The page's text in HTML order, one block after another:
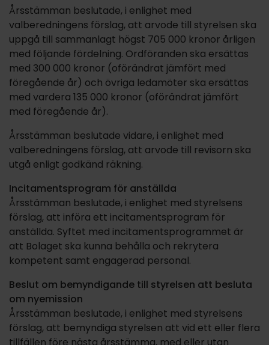
Årsstämman beslutade, i enlighet med
valberedningens förslag, att arvode till styrelsen ska
uppgå till sammanlagt högst 705 000 kronor årligen
med följande fördelning. Ordföranden ska ersättas
med 300 000 kronor (oförändrat jämfört med
föregående år) och övriga ledamöter ska ersättas
med vardera 135 000 kronor (oförändrat jämfört
med föregående år).
Årsstämman beslutade vidare, i enlighet med
valberedningens förslag, att arvode till revisorn ska
utgå enligt godkänd räkning.
Incitamentsprogram för anställda
Årsstämman beslutade, i enlighet med styrelsens
förslag, att införa ett incitamentsprogram för
anställda. Syftet med incitamentsprogrammet är
att Bolaget ska kunna behålla och rekrytera
kompetent samt engagerad personal.
Beslut om bemyndigande till styrelsen att besluta
om nyemission
Årsstämman beslutade, i enlighet med styrelsens
förslag, att bemyndiga styrelsen att vid ett eller flera